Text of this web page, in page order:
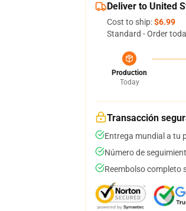
Deliver to United
Cost to ship:$6.99
Standard - Order
Production
Today
Transacción
Entrega mundial a tu
Número de
Reembolso completo